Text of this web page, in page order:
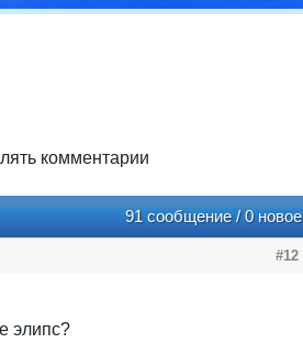
комментарии
91 сообщение / 0 новое
#12
элипс?